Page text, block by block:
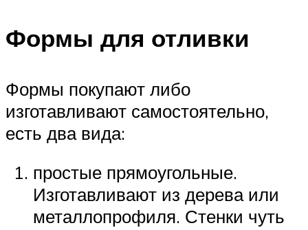
Формы для отливки
Формы покупают либо
изготавливают самостоятельно,
есть два вида:
простые прямоугольные.
Изготавливают из дерева или
металлопрофиля. Стенки чуть